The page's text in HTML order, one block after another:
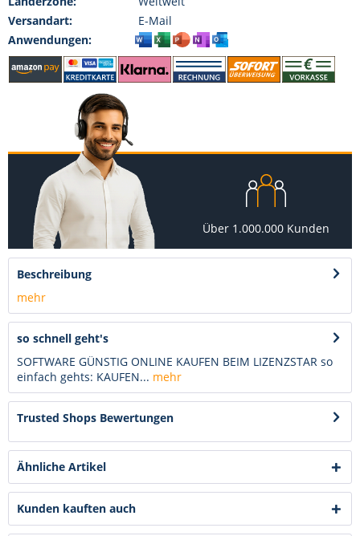
Versandart:
E-Mail
Anwendungen:
Über 1.000.000 Kunden
Beschreibung
mehr
so schnell geht's
SOFTWARE GÜNSTIG ONLINE KAUFEN BEIM LIZENZSTAR so
einfach gehts: KAUFEN... mehr
Trusted Shops Bewertungen
Ähnliche Artikel
Kunden kauften auch